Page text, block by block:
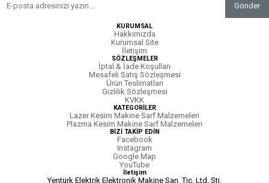
Gönder
KURUMSAL
Hakkımızda
Kurumsal Site
İletişim
SÖZLEŞMELER
İptal & İade Koşulları
Mesafeli Satış Sözleşmesi
Ürün Teslimatları
Gizlilik Sözleşmesi
KVKK
KATEGORİLER
Lazer Kesim Makine Sarf Malzemeleri
Plazma Kesim Makine Sarf Malzemeleri
BİZİ TAKİP EDİN
Facebook
Instagram
Google Map
YouTube
İletişim
Yentürk Elektrik Elektronik Makine San. Tic. Ltd. Şti.